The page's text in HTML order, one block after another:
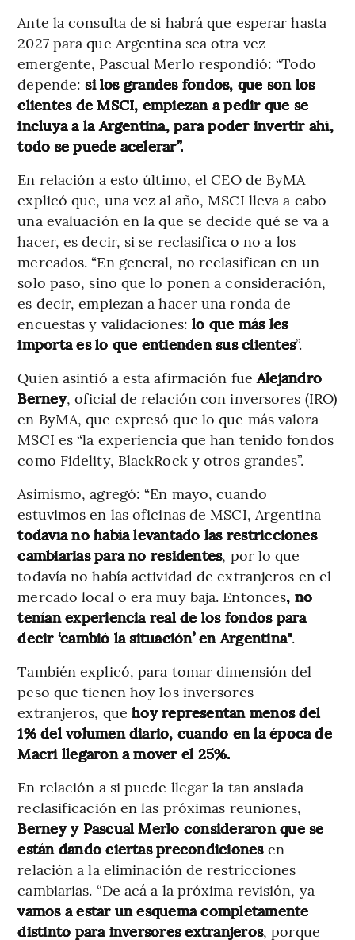
Ante la consulta de si habrá que esperar hasta
2027 para que Argentina sea otra vez
emergente, Pascual Merlo respondió: “Todo
depende:si los grandes fondos, que son los
clientes de MSCI, empiezan a pedir que se
incluya a la Argentina, para poder invertir ahí,
todo se puede acelerar”.
En relación a esto último, el CEO de ByMA
explicó que, una vez al año, MSCI lleva a cabo
una evaluación en la que se decide qué se va a
hacer, es decir, si se reclasifica o no a los
mercados. “En general, no reclasifican en un
solo paso, sino que lo ponen a consideración,
es decir, empiezan a hacer una ronda de
encuestas y validaciones: lo que más les
importa es lo que entienden sus clientes”.
Quien asintió a esta afirmación fueAlejandro
Berney, oficial de relación con inversores (IRO)
en ByMA, que expresó que lo que más valora
MSCI es “la experiencia que han tenido fondos
como Fidelity, BlackRock y otros grandes”.
Asimismo, agregó: “En mayo, cuando
estuvimos en las oficinas de MSCI, Argentina
todavía no había levantado las restricciones
cambiarias para no residentes, por lo que
todavía no había actividad de extranjeros en el
mercado local o era muy baja. Entonces, no
tenían experiencia real de los fondos para
decir ‘cambió la situación’ en Argentina".
También explicó, para tomar dimensión del
peso que tienen hoy los inversores
extranjeros, quehoy representan menos del
1% del volumen diario, cuando en la época de
Macri llegaron a mover el 25%.
En relación a si puede llegar la tan ansiada
reclasificación en las próximas reuniones,
Berney y Pascual Merlo consideraron que se
están dando ciertas precondicionesen
relación a la eliminación de restricciones
cambiarias. “De acá a la próxima revisión, ya
vamos a estar un esquema completamente
distinto para inversores extranjeros, porque